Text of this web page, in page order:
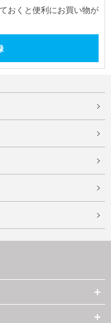
おくと便利にお買い物が